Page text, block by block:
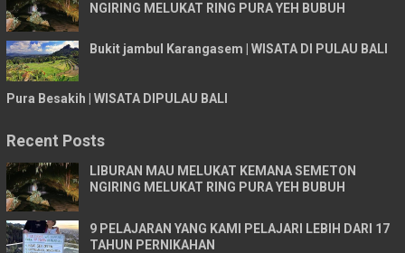
NGIRING MELUKAT RING PURA YEH BUBUH
Bukit jambul Karangasem | WISATA DI PULAU BALI
Pura Besakih | WISATA DIPULAU BALI
Recent Posts
LIBURAN MAU MELUKAT KEMANA SEMETON
NGIRING MELUKAT RING PURA YEH BUBUH
9 PELAJARAN YANG KAMI PELAJARI LEBIH DARI 17
TAHUN PERNIKAHAN